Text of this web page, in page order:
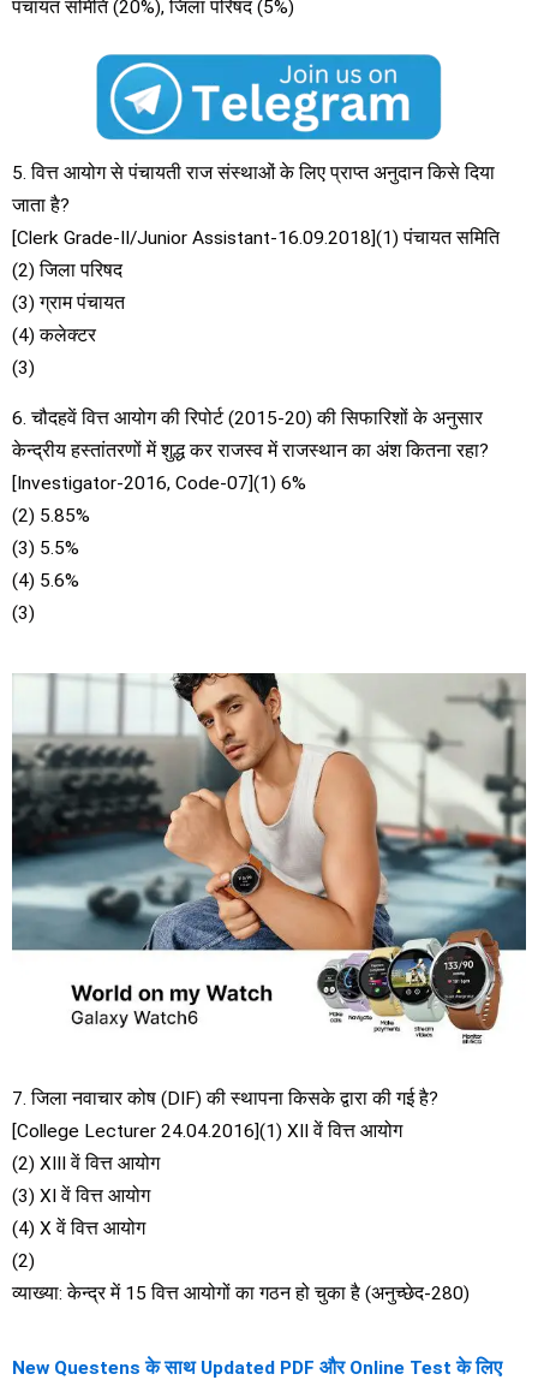
पंचायत समिति (20%), जिला परिषद (5%)
5. वित्त आयोग से पंचायती राज संस्थाओं के लिए प्राप्त अनुदान किसे दिया
जाता है?
[Clerk Grade-II/Junior Assistant-16.09.2018](1) पंचायत समिति
(2) जिला परिषद
(3) ग्राम पंचायत
(4) कलेक्टर
(3)
6. चौदहवें वित्त आयोग की रिपोर्ट (2015-20) की सिफारिशों के अनुसार
केन्द्रीय हस्तांतरणों में शुद्ध कर राजस्व में राजस्थान का अंश कितना रहा?
[Investigator-2016, Code-07](1) 6%
(2) 5.85%
(3) 5.5%
(4) 5.6%
(3)
7. जिला नवाचार कोष (DIF) की स्थापना किसके द्वारा की गई है?
[College Lecturer 24.04.2016](1) XII वें वित्त आयोग
(2) XIII वें वित्त आयोग
(3) XI वें वित्त आयोग
(4) X वें वित्त आयोग
(2)
व्याख्या: केन्द्र में 15 वित्त आयोगों का गठन हो चुका है (अनुच्छेद-280)
New Questens के साथ Updated PDF और Online Test के लिए